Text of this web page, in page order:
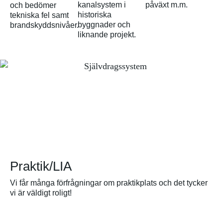
och bedömer
tekniska fel samt
brandskyddsnivåer.
kanalsystem i
historiska
byggnader och
liknande projekt.
påväxt m.m.
Praktik/LIA
Vi får många förfrågningar om praktikplats och det tycker
vi är väldigt roligt!